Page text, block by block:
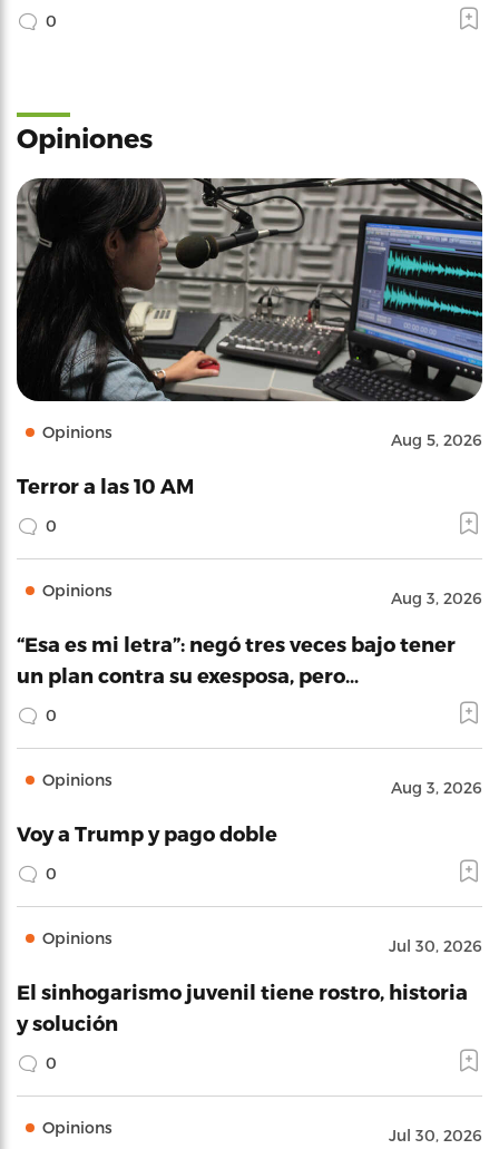
0
Opiniones
Opinions Aug 5, 2026
Terror a las 10 AM
0
Opinions Aug 3, 2026
“Esa es mi letra”: negó tres veces bajo tener
un plan contra su exesposa, pero…
0
Opinions Aug 3, 2026
Voy a Trump y pago doble
0
Opinions Jul 30, 2026
El sinhogarismo juvenil tiene rostro, historia
y solución
0
Opinions Jul 30, 2026